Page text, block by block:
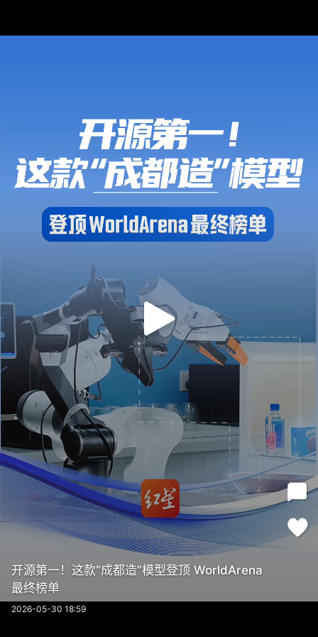
开源第一！这款“成都造”模型登顶 WorldArena
最终榜单
2026-05-30 18:59